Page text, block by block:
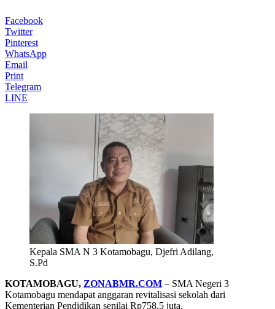
Facebook
Twitter
Pinterest
WhatsApp
Email
Print
Telegram
LINE
Kepala SMA N 3 Kotamobagu, Djefri Adilang,
S.Pd
KOTAMOBAGU, ZONABMR.COM – SMA Negeri 3
Kotamobagu mendapat anggaran revitalisasi sekolah dari
Kementerian Pendidikan senilai Rp758,5 juta.